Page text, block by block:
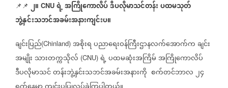
📌📌 ၂။ CNU ရဲ့အကြိုကောလိပ်ဒီပလိုမာသင်တန်းပထမသုတ်
ဘွဲ့နှင်းသဘင်အခမ်းအနားကျင်းပ။
ချင်းပြည်(Chinland) အစိုးရပညာရေးဝန်ကြီးဌာနလက်အောက်ကချင်း
အမျိုး သားတက္ကသိုလ် (CNU) ရဲ့ပထမဆုံးအကြိမ်အကြိုကောလိပ်
ဒီပလိုမာသင်တန်းဘွဲ့နှင်းသဘင်အခမ်းအနားကို စက်တင်ဘာလ၂၄